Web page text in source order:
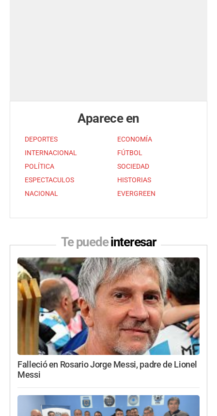
Aparece en
DEPORTES
INTERNACIONAL
POLÍTICA
ESPECTACULOS
NACIONAL
ECONOMÍA
FÚTBOL
SOCIEDAD
HISTORIAS
EVERGREEN
Te puedeinteresar
Falleció en Rosario Jorge Messi, padre de Lionel
Messi